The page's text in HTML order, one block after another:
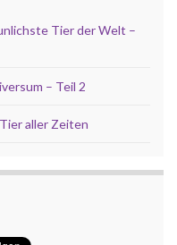
Tier der Welt –
– Teil 2
aller Zeiten